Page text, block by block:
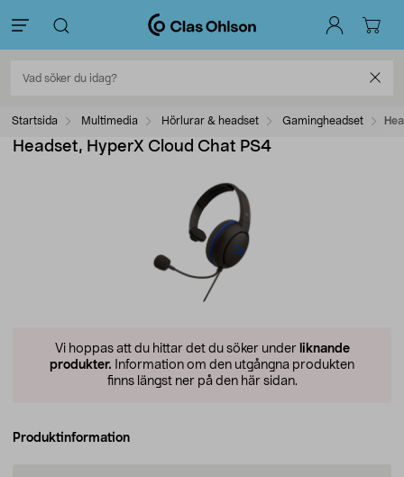
Startsida Multimedia Hörlurar & headset Gamingheadset
Headset, HyperX Cloud Chat PS4
Vi hoppas att du hittar det du söker under liknande
produkter. Information om den utgångna produkten
finns längst ner på den här sidan.
Produktinformation